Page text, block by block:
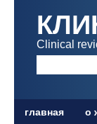
Clinical
главная о